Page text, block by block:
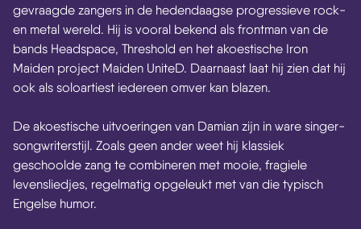
gevraagde zangers in de hedendaagse progressieve rock-
en metal wereld. Hij is vooral bekend als frontman van de
bands Headspace, Threshold en het akoestische Iron
Maiden project Maiden UniteD. Daarnaast laat hij zien dat hij
ook als soloartiest iedereen omver kan blazen.
De akoestische uitvoeringen van Damian zijn in ware singer-
songwriterstijl. Zoals geen ander weet hij klassiek
geschoolde zang te combineren met mooie, fragiele
levensliedjes, regelmatig opgeleukt met van die typisch
Engelse humor.